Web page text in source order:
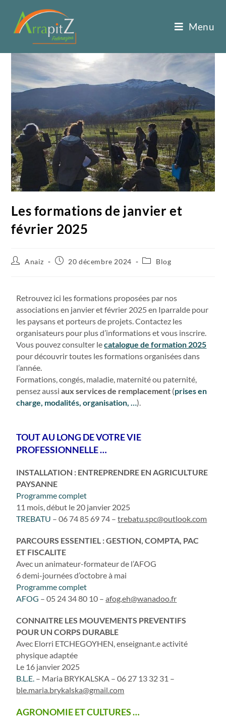
Menu
Les formations de janvier et
février 2025
Anaiz 20 décembre 2024 Blog
Retrouvez ici les formations proposées par nos
associations en janvier et février 2025 en Iparralde pour
les paysans et porteurs de projets. Contactez les
organisateurs pour plus d’informations et vous inscrire.
Vous pouvez consulter lecatalogue de formation 2025
pour découvrir toutes les formations organisées dans
l’année.
Formations, congés, maladie, maternité ou paternité,
pensez aussiaux services de remplacement (prises en
charge, modalités, organisation, …).
TOUT AU LONG DE VOTRE VIE
PROFESSIONNELLE …
INSTALLATION : ENTREPRENDRE EN AGRICULTURE
PAYSANNE
Programme complet
11 mois, début le 20 janvier 2025
TREBATU – 06 74 85 69 74 –trebatu.spc@outlook.com
PARCOURS ESSENTIEL : GESTION, COMPTA, PAC
ET FISCALITE
Avec un animateur-formateur de l’AFOG
6 demi-journées d’octobre à mai
Programme complet
AFOG – 05 24 34 80 10 –afog.eh@wanadoo.fr
CONNAITRE LES MOUVEMENTS PREVENTIFS
POUR UN CORPS DURABLE
Avec Elorri ETCHEGOYHEN, enseignant.e activité
physique adaptée
Le 16 janvier 2025
B.L.E. – Maria BRYKALSKA – 06 27 13 32 31 –
ble.maria.brykalska@gmail.com
AGRONOMIE ET CULTURES …